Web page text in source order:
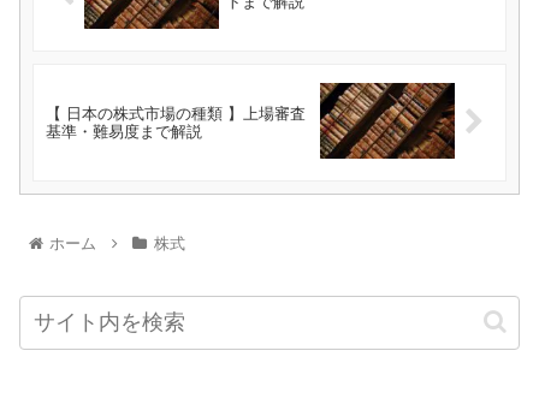
【 日本の株式市場の種類 】上場審査
基準・難易度まで解説
ホーム 株式